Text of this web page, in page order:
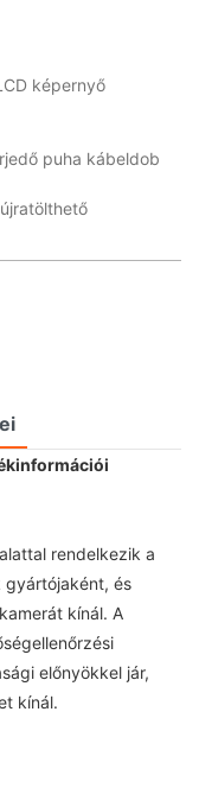
képernyő
puha kábeldob
rendelkezik a
gyártójaként, és
kínál. A
előnyökkel jár,
kínál.